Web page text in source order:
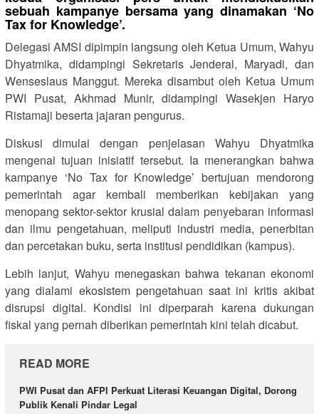
sebuah kampanye bersama yang dinamakan ‘No
Tax for Knowledge’.
Delegasi AMSI dipimpin langsung oleh Ketua Umum, Wahyu
Dhyatmika, didampingi Sekretaris Jenderal, Maryadi, dan
Wenseslaus Manggut. Mereka disambut oleh Ketua Umum
PWI Pusat, Akhmad Munir, didampingi Wasekjen Haryo
Ristamaji beserta jajaran pengurus.
Diskusi dimulai dengan penjelasan Wahyu Dhyatmika
mengenai tujuan inisiatif tersebut. Ia menerangkan bahwa
kampanye ‘No Tax for Knowledge’ bertujuan mendorong
pemerintah agar kembali memberikan kebijakan yang
menopang sektor-sektor krusial dalam penyebaran informasi
dan ilmu pengetahuan, meliputi industri media, penerbitan
dan percetakan buku, serta institusi pendidikan (kampus).
Lebih lanjut, Wahyu menegaskan bahwa tekanan ekonomi
yang dialami ekosistem pengetahuan saat ini kritis akibat
disrupsi digital. Kondisi ini diperparah karena dukungan
fiskal yang pernah diberikan pemerintah kini telah dicabut.
READ MORE
PWI Pusat dan AFPI Perkuat Literasi Keuangan Digital, Dorong
Publik Kenali Pindar Legal